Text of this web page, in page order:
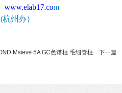
www.elab17.com
(杭州办）
Msieve 5A GC色谱柱 毛细管柱 下一篇 :